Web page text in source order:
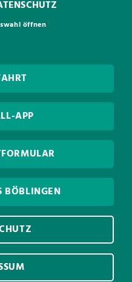
öffnen
APP
BÖBLINGEN